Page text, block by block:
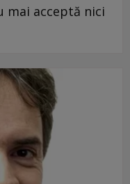
mai acceptă nici